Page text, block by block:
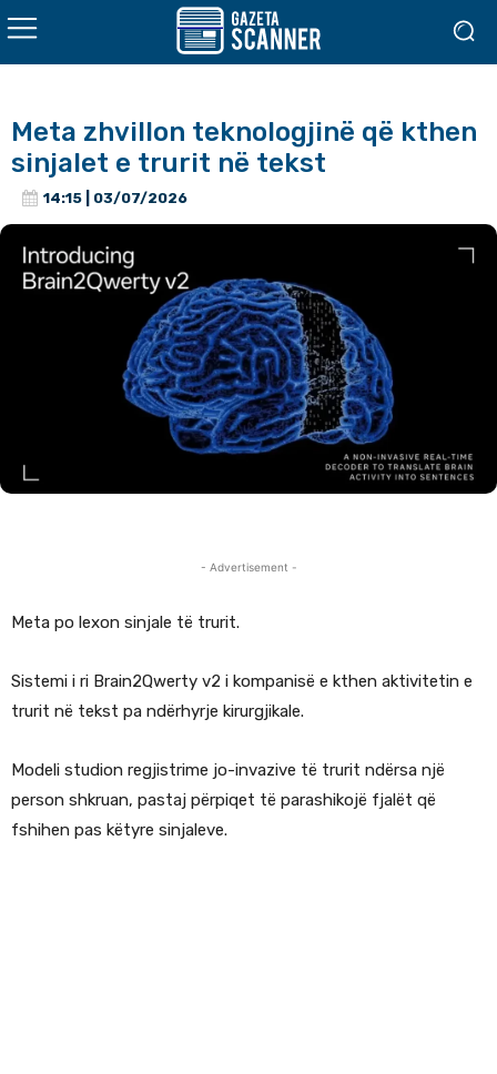
Meta zhvillon teknologjinë që kthen
sinjalet e trurit në tekst
14:15 | 03/07/2026
- Advertisement -
Meta po lexon sinjale të trurit.
Sistemi i ri Brain2Qwerty v2 i kompanisë e kthen aktivitetin e
trurit në tekst pa ndërhyrje kirurgjikale.
Modeli studion regjistrime jo-invazive të trurit ndërsa një
person shkruan, pastaj përpiqet të parashikojë fjalët që
fshihen pas këtyre sinjaleve.